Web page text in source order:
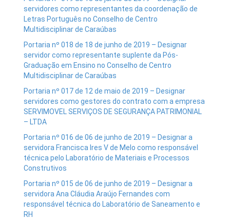
servidores como representantes da coordenação de
Letras Português no Conselho de Centro
Multidisciplinar de Caraúbas
Portaria nº 018 de 18 de junho de 2019 – Designar
servidor como representante suplente da Pós-
Graduação em Ensino no Conselho de Centro
Multidisciplinar de Caraúbas
Portaria nº 017 de 12 de maio de 2019 – Designar
servidores como gestores do contrato com a empresa
SERVIMOVEL SERVIÇOS DE SEGURANÇA PATRIMONIAL
– LTDA
Portaria nº 016 de 06 de junho de 2019 – Designar a
servidora Francisca Ires V de Melo como responsável
técnica pelo Laboratório de Materiais e Processos
Construtivos
Portaria nº 015 de 06 de junho de 2019 – Designar a
servidora Ana Cláudia Araújo Fernandes com
responsável técnica do Laboratório de Saneamento e
RH